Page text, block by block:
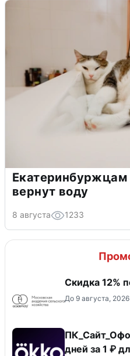
Екатеринбуржцам
вернут воду
8 августа 1233
Скидка 12%
До 9 августа, 2026
дней за 1 ₽